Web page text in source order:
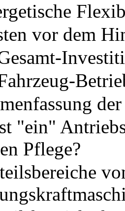
vor dem
"ein"
Pflege?